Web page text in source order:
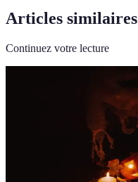
Articles similaires
Continuez votre lecture